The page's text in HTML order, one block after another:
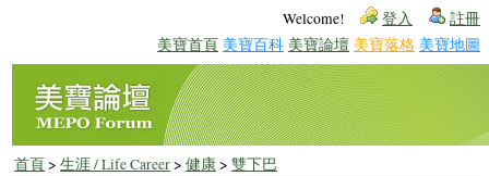
Welcome! 登入 註冊
美寶首頁 美寶百科 美寶論壇 美寶落格 美寶地圖
首頁> 生涯 / Life Career> 健康> 雙下巴